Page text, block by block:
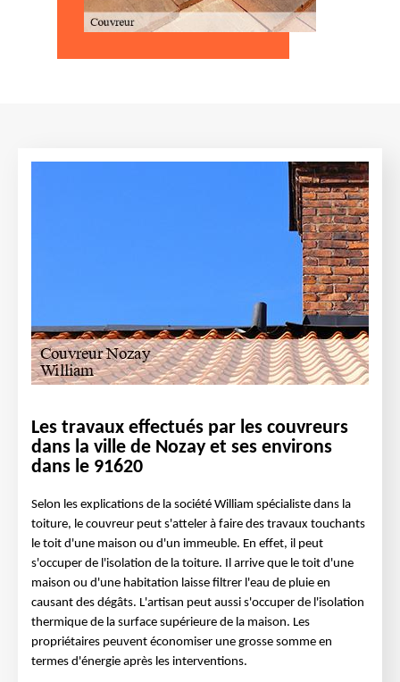
Les travaux effectués par les couvreurs
dans la ville de Nozay et ses environs
dans le 91620
Selon les explications de la société William spécialiste dans la
toiture, le couvreur peut s'atteler à faire des travaux touchants
le toit d'une maison ou d'un immeuble. En effet, il peut
s'occuper de l'isolation de la toiture. Il arrive que le toit d'une
maison ou d'une habitation laisse filtrer l'eau de pluie en
causant des dégâts. L'artisan peut aussi s'occuper de l'isolation
thermique de la surface supérieure de la maison. Les
propriétaires peuvent économiser une grosse somme en
termes d'énergie après les interventions.